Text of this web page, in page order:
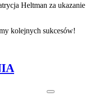
Heltman za ukazanie
kolejnych sukcesów!